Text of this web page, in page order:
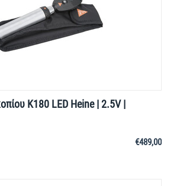
K180 LED Heine | 2.5V |
€489,00